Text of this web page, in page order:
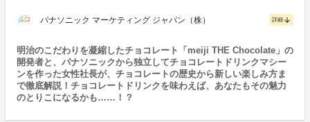
パナソニック マーケティング ジャパン（株） 詳細 arrow_downward
明治のこだわりを凝縮したチョコレート「meiji THE Chocolate」の
開発者と、パナソニックから独立してチョコレートドリンクマシー
ンを作った女性社長が、チョコレートの歴史から新しい楽しみ方ま
で徹底解説！チョコレートドリンクを味わえば、あなたもその魅力
のとりこになるかも……！？